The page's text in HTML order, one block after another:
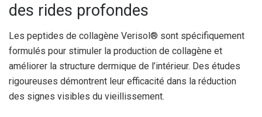
des rides profondes
Les peptides de collagène Verisol® sont spécifiquement
formulés pour stimuler la production de collagène et
améliorer la structure dermique de l’intérieur. Des études
rigoureuses démontrent leur efficacité dans la réduction
des signes visibles du vieillissement.